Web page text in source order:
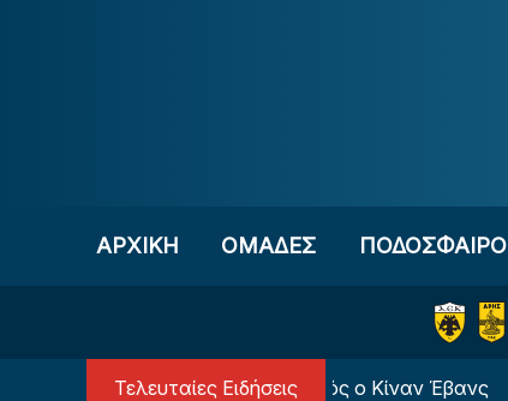
ΑΡΧΙΚΗ OΜΑΔΕΣ ΠΟΔΟΣΦΑΙΡΟ
Τελευταίες Ειδήσεις
Επιστρέφει και πάει δανεικός ο Κίναν Έβανς